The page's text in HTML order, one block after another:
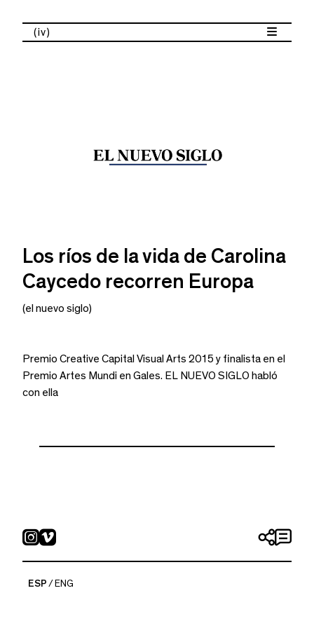
(iv)
Los ríos de la vida de Carolina
Caycedo recorren Europa
(el nuevo siglo)
Premio Creative Capital Visual Arts 2015 y finalista en el
Premio Artes Mundi en Gales. EL NUEVO SIGLO habló
con ella
ESP ENG